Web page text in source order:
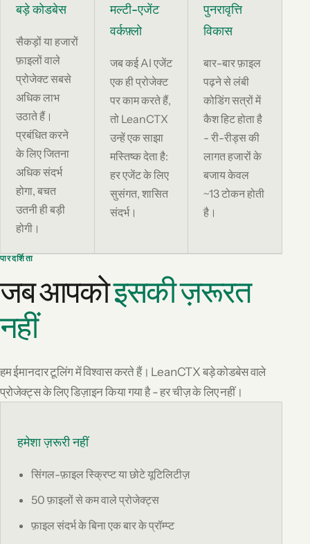
बड़े कोडबेस
सैकड़ों या हजारों
फ़ाइलों वाले
प्रोजेक्ट सबसे
अधिक लाभ
उठाते हैं।
प्रबंधित करने
के लिए जितना
अधिक संदर्भ
होगा, बचत
उतनी ही बड़ी
होगी।
मल्टी-एजेंट
वर्कफ़्लो
जब कई AI एजेंट
एक ही प्रोजेक्ट
पर काम करते हैं,
तो LeanCTX
उन्हें एक साझा
मस्तिष्क देता है:
हर एजेंट के लिए
सुसंगत, शासित
संदर्भ।
पुनरावृत्ति
विकास
बार-बार फ़ाइल
पढ़ने से लंबी
कोडिंग सत्रों में
कैश हिट होता है
- री-रीड्स की
लागत हजारों के
बजाय केवल
~13 टोकन होती
है।
पारदर्शिता
जब आपकोइसकी ज़रूरत
नहीं
हम ईमानदार टूलिंग में विश्वास करते हैं। LeanCTX बड़े कोडबेस वाले
प्रोजेक्ट्स के लिए डिज़ाइन किया गया है - हर चीज़ के लिए नहीं।
हमेशा ज़रूरी नहीं
सिंगल-फ़ाइल स्क्रिप्ट या छोटे यूटिलिटीज़
50 फ़ाइलों से कम वाले प्रोजेक्ट्स
फ़ाइल संदर्भ के बिना एक बार के प्रॉम्प्ट